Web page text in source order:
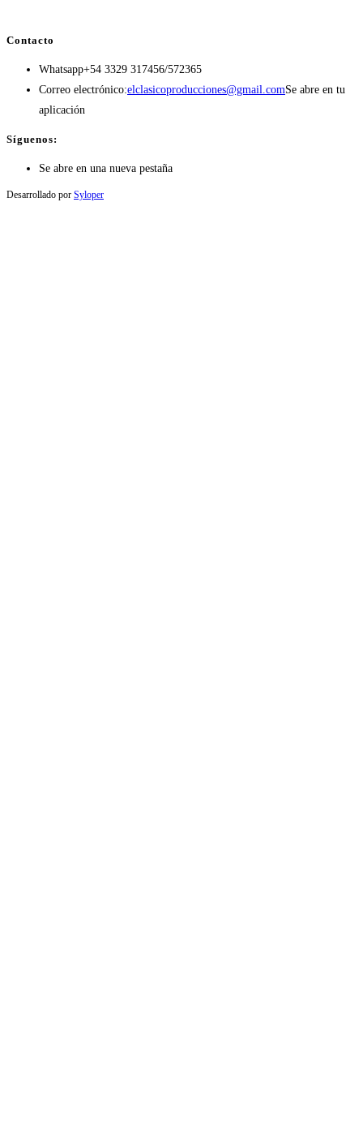
Contacto
Whatsapp+54 3329 317456/572365
Correo electrónico:elclasicoproducciones@gmail.comSe abre en tu
aplicación
Síguenos:
Se abre en una nueva pestaña
Desarrollado por Syloper